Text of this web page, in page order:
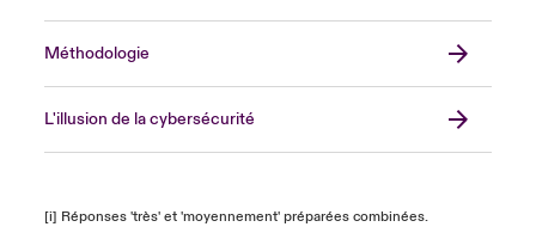
Méthodologie
L'illusion de la cybersécurité
[i] Réponses 'très' et 'moyennement' préparées combinées.